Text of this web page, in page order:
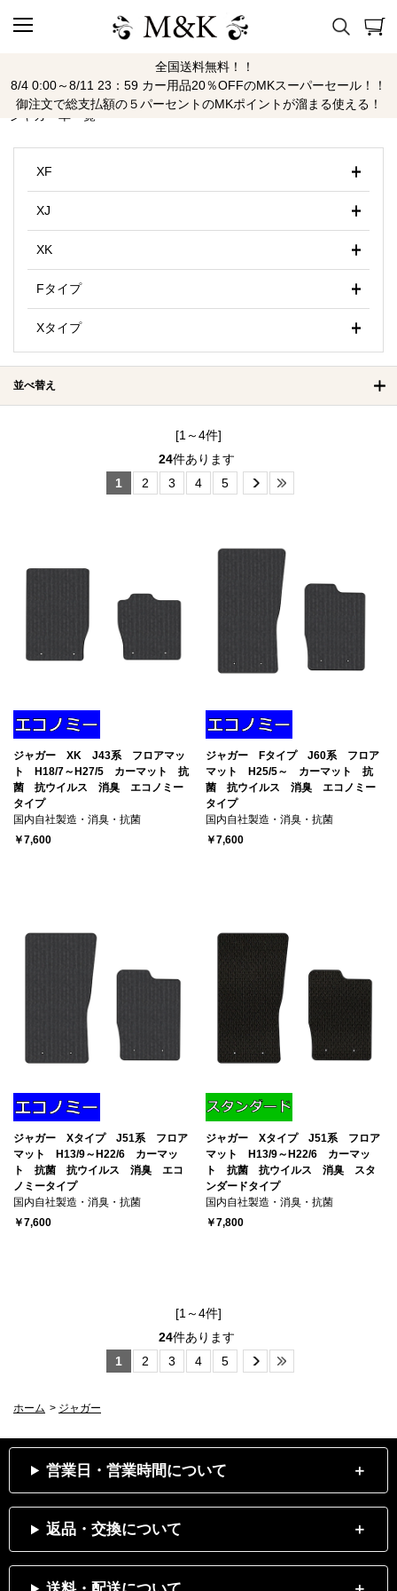
全国送料無料！！
8/4 0:00～8/11 23：59 カー用品20％OFFのMKスーパーセール！！
御注文で総支払額の５パーセントのMKポイントが溜まる使える！
ジャガー
ジャガー車一覧
XF
XJ
XK
Fタイプ
Xタイプ
並べ替え
[1～4件]
24件あります
1
2 3 4 5
ジャガー XK J43系 フロアマッ
ト H18/7～H27/5 カーマット 抗
菌 抗ウイルス 消臭 エコノミー
タイプ
国内自社製造・消臭・抗菌
￥7,600
ジャガー Fタイプ J60系 フロア
マット H25/5～ カーマット 抗
菌 抗ウイルス 消臭 エコノミー
タイプ
国内自社製造・消臭・抗菌
￥7,600
ジャガー Xタイプ J51系 フロア
マット H13/9～H22/6 カーマッ
ト 抗菌 抗ウイルス 消臭 エコ
ノミータイプ
国内自社製造・消臭・抗菌
￥7,600
ジャガー Xタイプ J51系 フロア
マット H13/9～H22/6 カーマッ
ト 抗菌 抗ウイルス 消臭 スタ
ンダードタイプ
国内自社製造・消臭・抗菌
￥7,800
[1～4件]
24件あります
1
2 3 4 5
ホーム > ジャガー
営業日・営業時間について
返品・交換について